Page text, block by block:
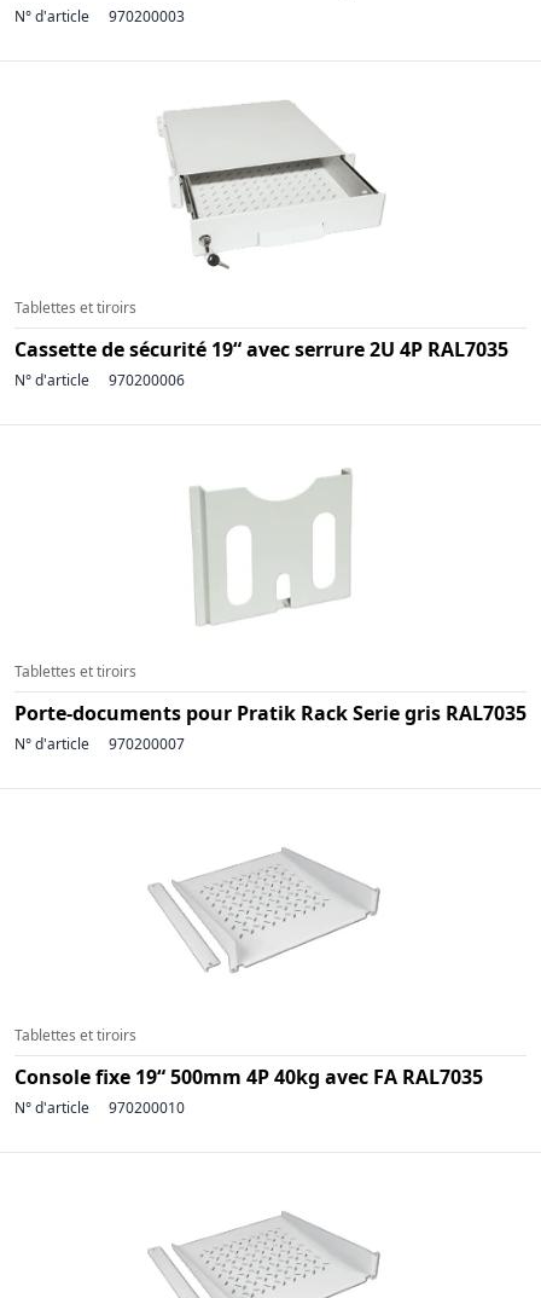
N° d'article 970200003
Tablettes et tiroirs
Cassette de sécurité 19“ avec serrure 2U 4P RAL7035
N° d'article 970200006
Tablettes et tiroirs
Porte-documents pour Pratik Rack Serie gris RAL7035
N° d'article 970200007
Tablettes et tiroirs
Console fixe 19“ 500mm 4P 40kg avec FA RAL7035
N° d'article 970200010